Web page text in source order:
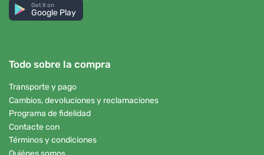
Get it on
Google Play
Todo sobre la compra
Transporte y pago
Cambios, devoluciones y reclamaciones
Programa de fidelidad
Contacte con
Términos y condiciones